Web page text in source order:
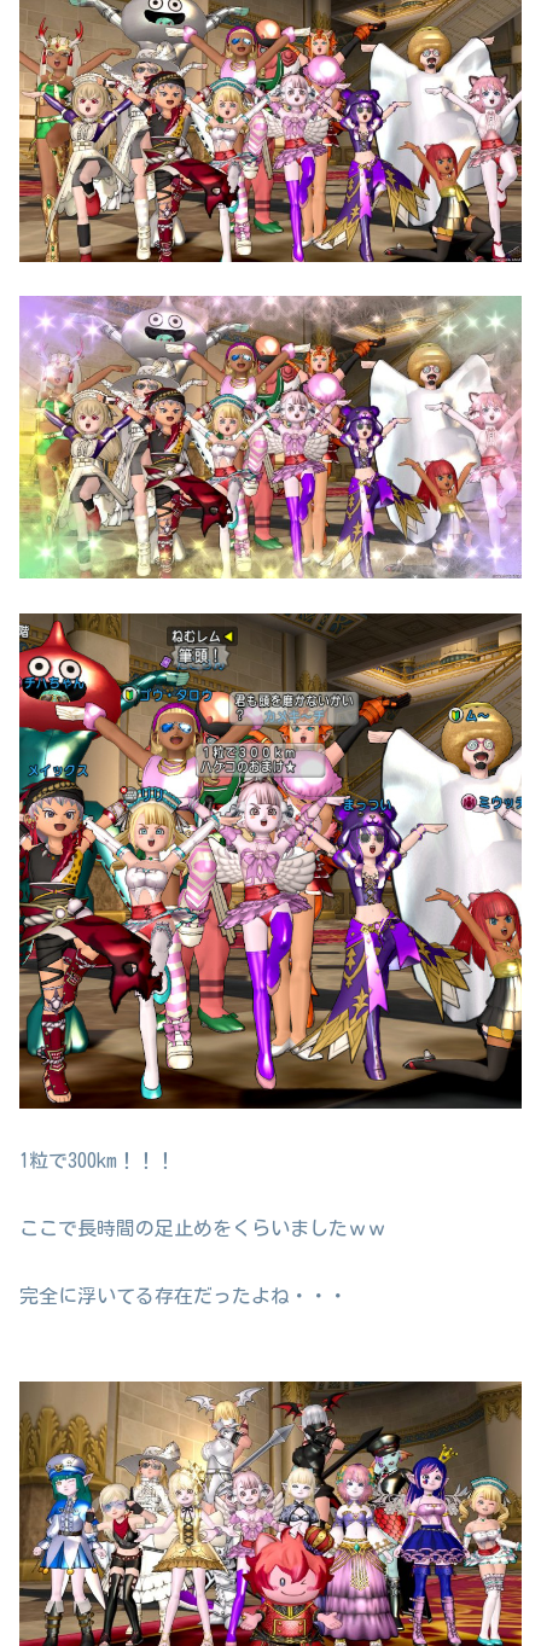
1粒で300km！！！
ここで長時間の足止めをくらいましたｗｗ
完全に浮いてる存在だったよね・・・